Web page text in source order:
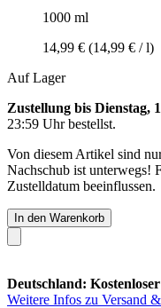
1000 ml
14,99 € (14,99 € / l)
Auf Lager
Zustellung bis Dienstag,
23:59 Uhrbestellst.
Von diesem Artikel sind
Nachschub ist unterwegs!
Zustelldatum beeinflussen.
In den Warenkorb
Deutschland:
Weitere Infos zu Versand